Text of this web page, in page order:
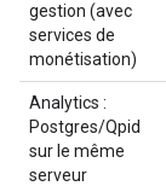
gestion (avec
services de
monétisation)
Analytics :
Postgres/Qpid
sur le même
serveur